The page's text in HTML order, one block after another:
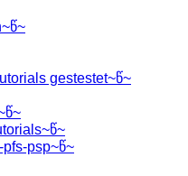
gestestet~წ~
psp~წ~